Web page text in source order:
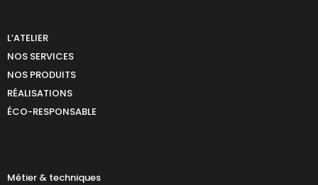
L’ATELIER
NOS SERVICES
NOS PRODUITS
RÉALISATIONS
ÉCO-RESPONSABLE
Métier & techniques